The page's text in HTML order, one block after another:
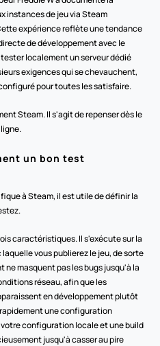
instances de jeu via Steam
expérience reflète une tendance
de développement avec le
localement un serveur dédié
exigences qui se chevauchent,
pour toutes les satisfaire.
Steam. Il s'agit de repenser dès le
un bon test
à Steam, il est utile de définir la
caractéristiques. Il s'exécute sur la
vous publierez le jeu, de sorte
masquent pas les bugs jusqu'à la
réseau, afin que les
en développement plutôt
une configuration
configuration locale et une build
jusqu'à casser au pire